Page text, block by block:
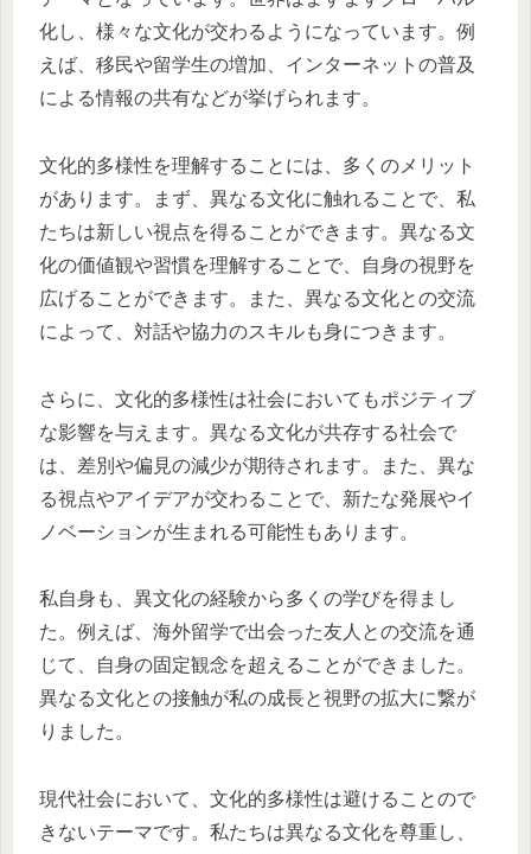
化し、様々な文化が交わるようになっています。例
えば、移民や留学生の増加、インターネットの普及
による情報の共有などが挙げられます。
文化的多様性を理解することには、多くのメリット
があります。まず、異なる文化に触れることで、私
たちは新しい視点を得ることができます。異なる文
化の価値観や習慣を理解することで、自身の視野を
広げることができます。また、異なる文化との交流
によって、対話や協力のスキルも身につきます。
さらに、文化的多様性は社会においてもポジティブ
な影響を与えます。異なる文化が共存する社会で
は、差別や偏見の減少が期待されます。また、異な
る視点やアイデアが交わることで、新たな発展やイ
ノベーションが生まれる可能性もあります。
私自身も、異文化の経験から多くの学びを得まし
た。例えば、海外留学で出会った友人との交流を通
じて、自身の固定観念を超えることができました。
異なる文化との接触が私の成長と視野の拡大に繋が
りました。
現代社会において、文化的多様性は避けることので
きないテーマです。私たちは異なる文化を尊重し、